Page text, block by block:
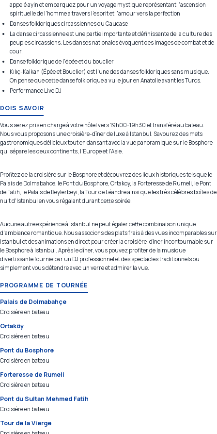
appelé ayin et embarquez pour un voyage mystique représentant l'ascension
spirituelle de l'homme à travers l'esprit et l'amour vers la perfection
Danses folkloriques circassiennes du Caucase
La danse circassienne est une partie importante et définissante de la culture des
peuples circassiens. Les danses nationales évoquent des images de combat et de
cour.
Danse folklorique de l'épée et du bouclier
Kılıç-Kalkan (Épée et Bouclier) est l'une des danses folkloriques sans musique.
On pense que cette danse folklorique a vu le jour en Anatolie avant les Turcs.
Performance Live DJ
DOIS SAVOIR
Vous serez pris en charge à votre hôtel vers 19h00-19h30 et transféré au bateau.
Nous vous proposons une croisière-dîner de luxe à Istanbul. Savourez des mets
gastronomiques délicieux tout en dansant avec la vue panoramique sur le Bosphore
qui sépare les deux continents, l'Europe et l'Asie.
Profitez de la croisière sur le Bosphore et découvrez des lieux historiques tels que le
Palais de Dolmabahce, le Pont du Bosphore, Ortakoy, la Forteresse de Rumeli, le Pont
de Fatih, le Palais de Beylerbeyi, la Tour de Léandre ainsi que les très célèbres boîtes de
nuit d'Istanbul en vous régalant durant cette soirée.
Aucune autre expérience à Istanbul ne peut égaler cette combinaison unique
d'ambiance romantique. Nous associons des plats frais à des vues incomparables sur
Istanbul et des animations en direct pour créer la croisière-dîner incontournable sur
le Bosphore à Istanbul. Après le dîner, vous pouvez profiter de la musique
divertissante fournie par un DJ professionnel et des spectacles traditionnels ou
simplement vous détendre avec un verre et admirer la vue.
PROGRAMME DE TOURNÉE
Palais de Dolmabahçe
Croisière en bateau
Ortaköy
Croisière en bateau
Pont du Bosphore
Croisière en bateau
Forteresse de Rumeli
Croisière en bateau
Pont du Sultan Mehmed Fatih
Croisière en bateau
Tour de la Vierge